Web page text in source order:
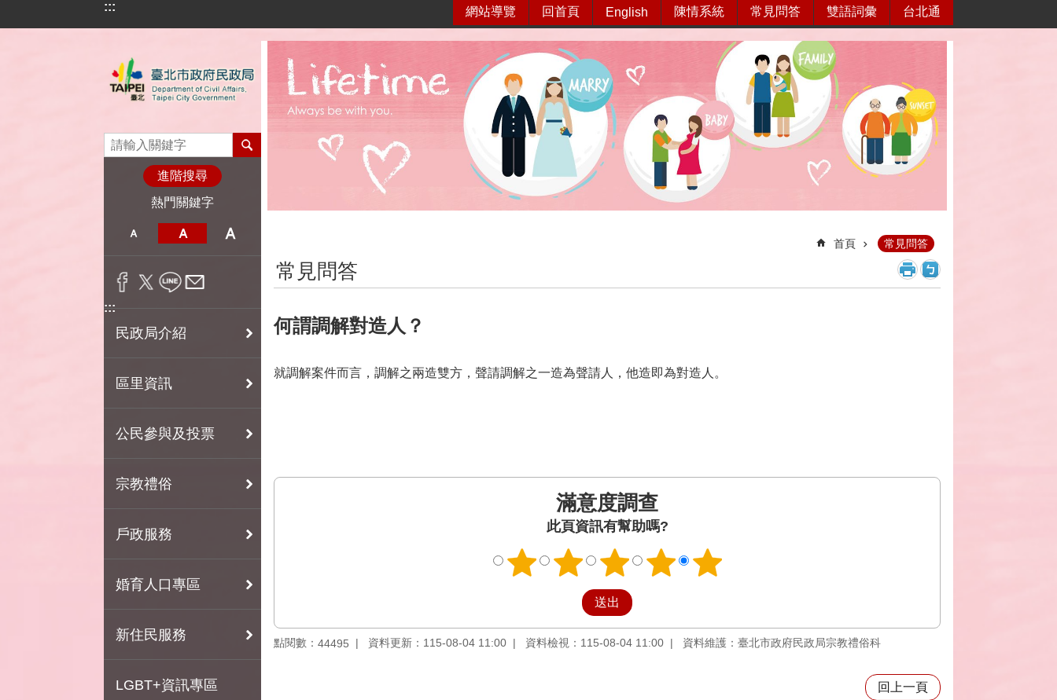
跳到主要內容區塊
::: 網站導覽 回首頁 English 陳情系統 常見問答 雙語詞彙 台北通
進階搜尋
熱門關鍵字
:::
民政局介紹
區里資訊
公民參與及投票
宗教禮俗
戶政服務
婚育人口專區
新住民服務
LGBT+資訊專區
首頁 常見問答
常見問答
何謂調解對造人？
就調解案件而言，調解之兩造雙方，聲請調解之一造為聲請人，他造即為對造人。
滿意度調查
此頁資訊有幫助嗎?
點閱數： 44495 資料更新：115-08-04 11:00 資料檢視：115-08-04 11:00 資料維護：臺北市政府民政局宗教禮俗科
回上一頁